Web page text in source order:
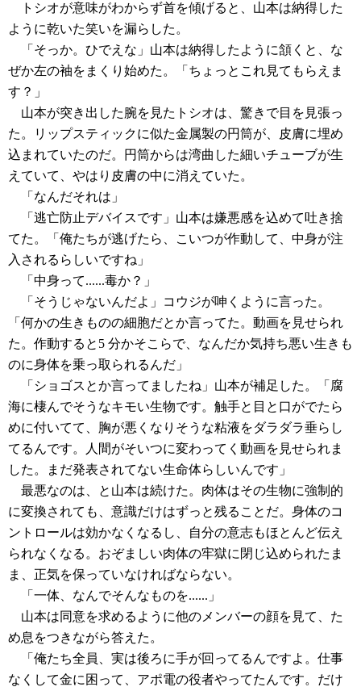
トシオが意味がわからず首を傾げると、山本は納得した
ように乾いた笑いを漏らした。
「そっか。ひでえな」山本は納得したように頷くと、な
ぜか左の袖をまくり始めた。「ちょっとこれ見てもらえま
す？」
山本が突き出した腕を見たトシオは、驚きで目を見張っ
た。リップスティックに似た金属製の円筒が、皮膚に埋め
込まれていたのだ。円筒からは湾曲した細いチューブが生
えていて、やはり皮膚の中に消えていた。
「なんだそれは」
「逃亡防止デバイスです」山本は嫌悪感を込めて吐き捨
てた。「俺たちが逃げたら、こいつが作動して、中身が注
入されるらしいですね」
「中身って......毒か？」
「そうじゃないんだよ」コウジが呻くように言った。
「何かの生きものの細胞だとか言ってた。動画を見せられ
た。作動すると5 分かそこらで、なんだか気持ち悪い生きも
のに身体を乗っ取られるんだ」
「ショゴスとか言ってましたね」山本が補足した。「腐
海に棲んでそうなキモい生物です。触手と目と口がでたら
めに付いてて、胸が悪くなりそうな粘液をダラダラ垂らし
てるんです。人間がそいつに変わってく動画を見せられま
した。まだ発表されてない生命体らしいんです」
最悪なのは、と山本は続けた。肉体はその生物に強制的
に変換されても、意識だけはずっと残ることだ。身体のコ
ントロールは効かなくなるし、自分の意志もほとんど伝え
られなくなる。おぞましい肉体の牢獄に閉じ込められたま
ま、正気を保っていなければならない。
「一体、なんでそんなものを......」
山本は同意を求めるように他のメンバーの顔を見て、た
め息をつきながら答えた。
「俺たち全員、実は後ろに手が回ってるんですよ。仕事
なくして金に困って、アポ電の役者やってたんです。だけ